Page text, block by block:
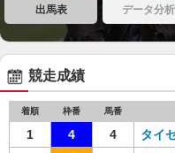
出馬表 データ分析
競走成績
着順 枠番 馬番
1 4 4 タイ